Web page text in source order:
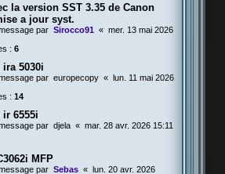
la version SST 3.35 de Canon
a jour syst.
par Sirocco91 « mer. 13 mai 2026
: 6
5030i
par europecopy « lun. 11 mai 2026
: 14
ir 6555i
par djela « mar. 28 avr. 2026 15:11
MFP
par Sebas « lun. 20 avr. 2026